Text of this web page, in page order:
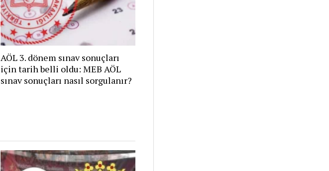
AÖL 3. dönem sınav sonuçları
için tarih belli oldu: MEB AÖL
sınav sonuçları nasıl sorgulanır?